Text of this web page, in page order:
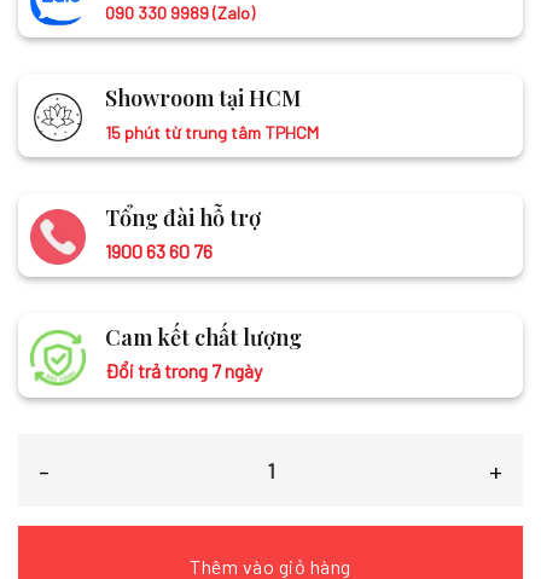
090 330 9989 (Zalo)
Showroom tại HCM
15 phút từ trung tâm TPHCM
Tổng đài hỗ trợ
1900 63 60 76
Cam kết chất lượng
Đổi trả trong 7 ngày
Thêm vào giỏ hàng